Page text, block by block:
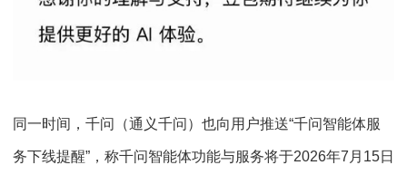
同一时间，千问（通义千问）也向用户推送“千问智能体服
务下线提醒”，称千问智能体功能与服务将于2026年7月15日